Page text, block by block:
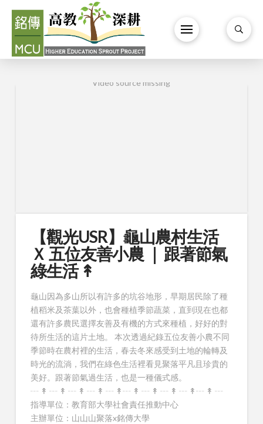
Video source missing
【觀光USR】龜山農村生活
Ｘ 五位友善小農 ｜ 跟著節氣
綠生活 ↟
龜山因為多山所以有許多的坑谷地形，早期居民除了種
植稻米及茶葉以外，也會種植季節蔬菜，直到現在也都
還有許多農民選擇友善及有機的方式來種植，好好的對
待所生活的這片土地。 本次透過紀錄五位友善小農不同
季節時在農村裡的生活，春去冬來感受到土地的輪轉及
時光的流淌，我們在綠色生活裡看見聚落平凡且珍貴的
美好。跟著節氣過生活，也是一種儀式感。
┄ ↟ ┄ ↟ ┄ ↟ ┄ ↟ ┄ ↟┄ ↟ ┄ ↟ ┄ ↟ ┄ ↟┄ ↟ ┄
指導單位：教育部大學社會責任推動中心
主辦單位：山山山聚落x銘傳大學